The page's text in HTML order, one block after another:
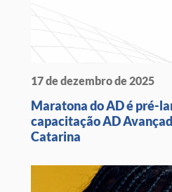
17 de dezembro de 2025
Maratona do AD é pré-
capacitação AD
Catarina